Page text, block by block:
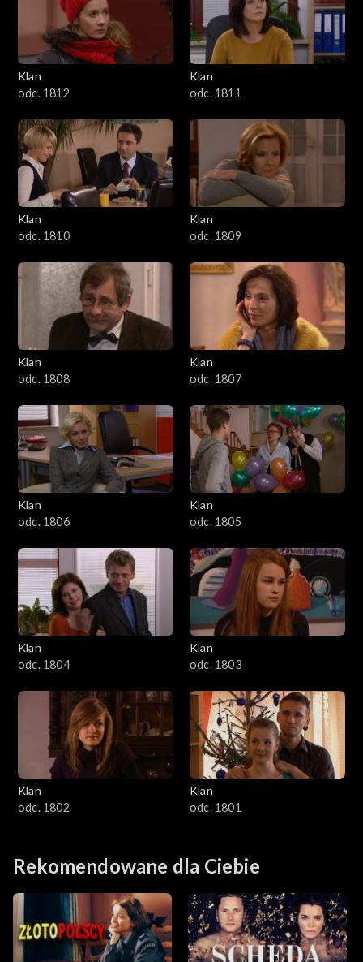
Klan
odc. 1812
Klan
odc. 1811
Klan
odc. 1810
Klan
odc. 1809
Klan
odc. 1808
Klan
odc. 1807
Klan
odc. 1806
Klan
odc. 1805
Klan
odc. 1804
Klan
odc. 1803
Klan
odc. 1802
Klan
odc. 1801
Rekomendowane dla Ciebie